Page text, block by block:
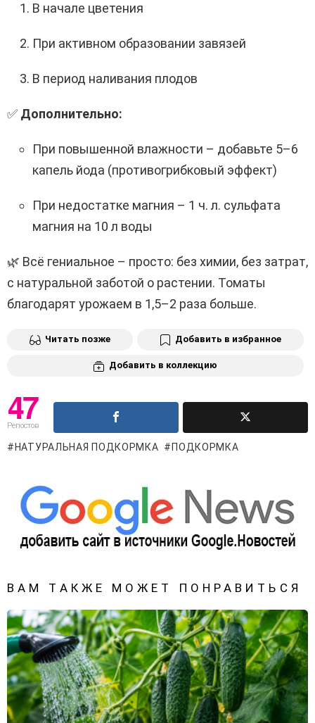
В начале цветения
При активном образовании завязей
В период наливания плодов
✅ Дополнительно:
При повышенной влажности – добавьте 5–6
капель йода (противогрибковый эффект)
При недостатке магния – 1 ч. л. сульфата
магния на 10 л воды
🌿 Всё гениальное – просто: без химии, без затрат,
с натуральной заботой о растении. Томаты
благодарят урожаем в 1,5–2 раза больше.
Читать позже Добавить в избранное
Добавить в коллекцию
47
Репостов
НАТУРАЛЬНАЯ ПОДКОРМКА ПОДКОРМКА
ВАМ ТАКЖЕ МОЖЕТ ПОНРАВИТЬСЯ